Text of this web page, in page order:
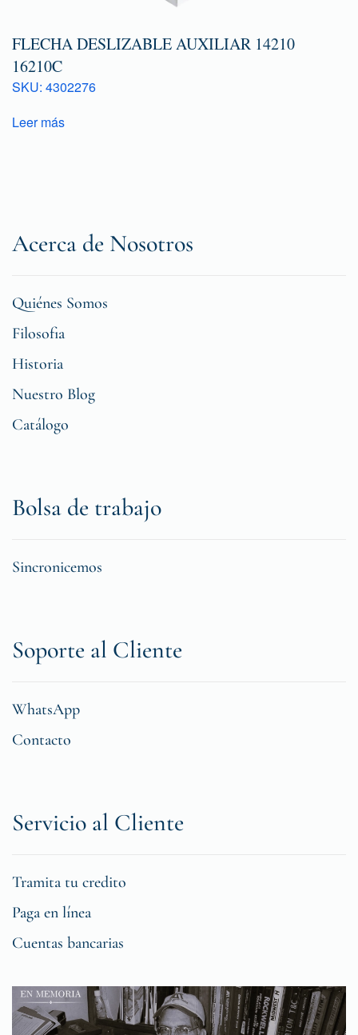
FLECHA DESLIZABLE AUXILIAR 14210
16210C
SKU: 4302276
Leer más
Acerca de Nosotros
Quiénes Somos
Filosofia
Historia
Nuestro Blog
Catálogo
Bolsa de trabajo
Sincronicemos
Soporte al Cliente
WhatsApp
Contacto
Servicio al Cliente
Tramita tu credito
Paga en línea
Cuentas bancarias